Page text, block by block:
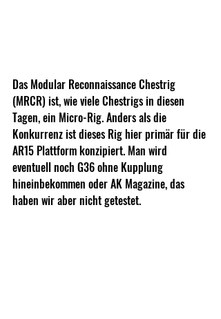
Das Modular Reconnaissance Chestrig
(MRCR) ist, wie viele Chestrigs in diesen
Tagen, ein Micro-Rig. Anders als die
Konkurrenz ist dieses Rig hier primär für die
AR15 Plattform konzipiert. Man wird
eventuell noch G36 ohne Kupplung
hineinbekommen oder AK Magazine, das
haben wir aber nicht getestet.